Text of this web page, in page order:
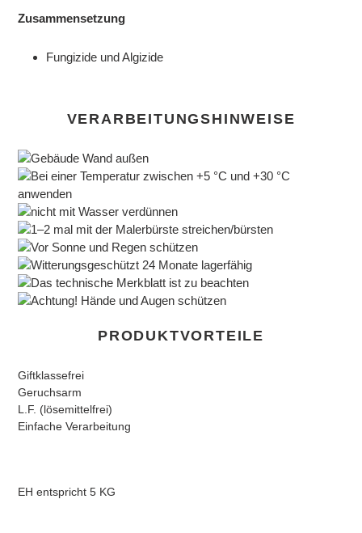
Zusammensetzung
Fungizide und Algizide
VERARBEITUNGSHINWEISE
Gebäude Wand außen
Bei einer Temperatur zwischen +5 °C und +30 °C
anwenden
nicht mit Wasser verdünnen
1–2 mal mit der Malerbürste streichen/bürsten
Vor Sonne und Regen schützen
Witterungsgeschützt 24 Monate lagerfähig
Das technische Merkblatt ist zu beachten
Achtung! Hände und Augen schützen
PRODUKTVORTEILE
Giftklassefrei
Geruchsarm
L.F. (lösemittelfrei)
Einfache Verarbeitung
EH entspricht 5 KG